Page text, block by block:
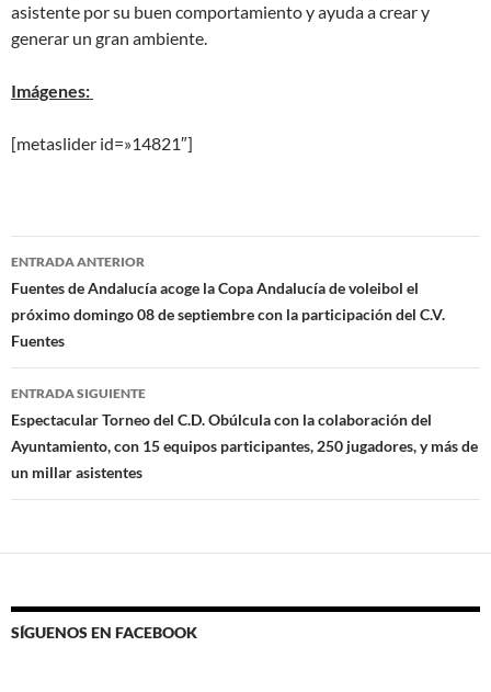
asistente por su buen comportamiento y ayuda a crear y
generar un gran ambiente.
Imágenes:
[metaslider id=»14821″]
Navegación
de
entradas
ENTRADA ANTERIOR
Fuentes de Andalucía acoge la Copa Andalucía de voleibol el
próximo domingo 08 de septiembre con la participación del C.V.
Fuentes
ENTRADA SIGUIENTE
Espectacular Torneo del C.D. Obúlcula con la colaboración del
Ayuntamiento, con 15 equipos participantes, 250 jugadores, y más de
un millar asistentes
SÍGUENOS EN FACEBOOK